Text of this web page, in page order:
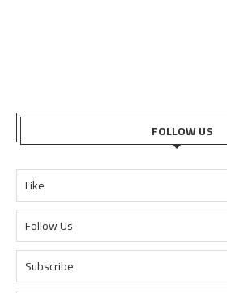
FOLLOW US
Like
Follow Us
Subscribe